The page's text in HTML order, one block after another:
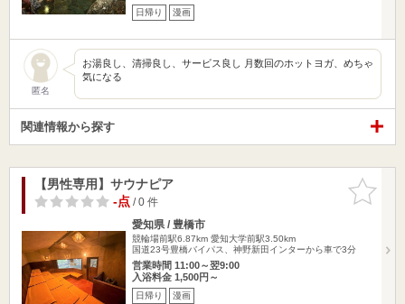
日帰り 漫画
匿名
お湯良し、清掃良し、サービス良し 月数回のホットヨガ、めちゃ
気になる
関連情報から探す
お気に入
りに追加
【男性専用】サウナピア
-点/ 0 件
愛知県 / 豊橋市
競輪場前駅6.87km 愛知大学前駅3.50km
国道23号豊橋バイパス、神野新田インターから車で3分
営業時間 11:00～翌9:00
入浴料金 1,500円～
日帰り 漫画